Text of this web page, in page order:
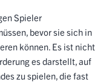
Spieler
bevor sie sich in
können. Es ist nicht
es darstellt, auf
zu spielen, die fast